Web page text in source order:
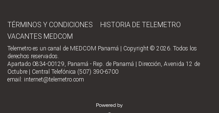
TÉRMINOS Y CONDICIONES
HISTORIA DE TELEMETRO
VACANTES MEDCOM
Telemetro es un canal de MEDCOM Panamá | Copyright © 2026. Todos los
derechos reservados.
Apartado 0834-00129, Panamá - Rep. de Panamá | Dirección, Avenida 12 de
Octubre | Central Telefónica (507) 390-6700
email: internet@telemetro.com